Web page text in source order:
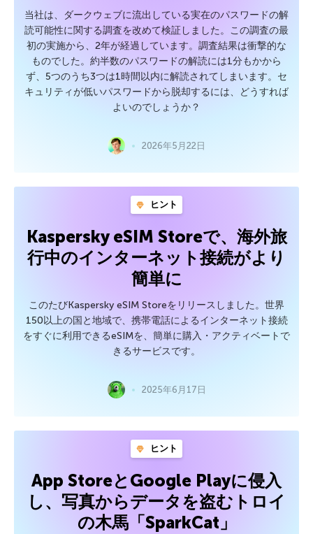
当社は、ダークウェブに流出している実在のパスワードの解
読可能性に関する調査を改めて検証しました。この調査の最
初の実施から、2年が経過しています。調査結果は衝撃的な
ものでした。約半数のパスワードの解読には1分もかから
ず、5つのうち3つは1時間以内に解読されてしまいます。セ
キュリティが低いパスワードから脱却するには、どうすれば
よいのでしょうか？
2026年5月22日
ヒント
Kaspersky eSIM Storeで、海外旅
行中のインターネット接続がより
簡単に
このたびKaspersky eSIM Storeをリリースしました。世界
150以上の国と地域で、携帯電話によるインターネット接続
をすぐに利用できるeSIMを、簡単に購入・アクティベートで
きるサービスです。
2025年6月17日
ヒント
App StoreとGoogle Playに侵入
し、写真からデータを盗むトロイ
の木馬「SparkCat」